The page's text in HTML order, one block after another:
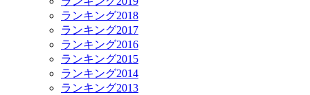
ランキング2018
ランキング2017
ランキング2016
ランキング2015
ランキング2014
ランキング2013